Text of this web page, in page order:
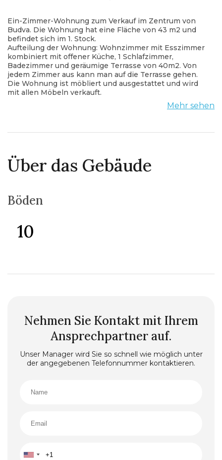
Ein-Zimmer-Wohnung zum Verkauf im Zentrum von
Budva. Die Wohnung hat eine Fläche von 43 m2 und
befindet sich im 1. Stock.
Aufteilung der Wohnung: Wohnzimmer mit Esszimmer
kombiniert mit offener Küche, 1 Schlafzimmer,
Badezimmer und geräumige Terrasse von 40m2. Von
jedem Zimmer aus kann man auf die Terrasse gehen.
Die Wohnung ist möbliert und ausgestattet und wird
mit allen Möbeln verkauft.
Vor dem Gebäude befindet sich ein allgemeinerMehr sehen
Über das Gebäude
Böden
10
Nehmen Sie Kontakt mit Ihrem
Ansprechpartner auf.
Unser Manager wird Sie so schnell wie möglich unter
der angegebenen Telefonnummer kontaktieren.